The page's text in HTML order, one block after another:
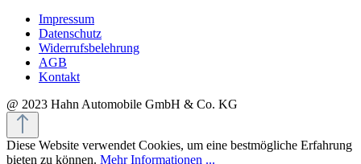
Impressum
Datenschutz
Widerrufsbelehrung
AGB
Kontakt
@ 2023 Hahn Automobile GmbH & Co. KG
Diese Website verwendet Cookies, um eine bestmögliche Erfahrung
bieten zu können. Mehr Informationen ...